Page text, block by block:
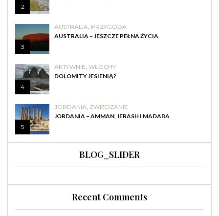
2
3
AUSTRALIA, PRZYGODA
AUSTRALIA – JESZCZE PEŁNA ŻYCIA
4
AKTYWNIE, WŁOCHY
DOLOMITY JESIENIĄ?
5
JORDANIA, ZWIEDZANIE
JORDANIA – AMMAN, JERASH I MADABA
BLOG_SLIDER
Recent Comments